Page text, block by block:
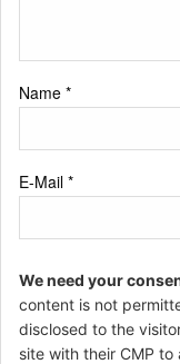
Name *
E-Mail *
We need your
content is not
disclosed to the
site with their CMP